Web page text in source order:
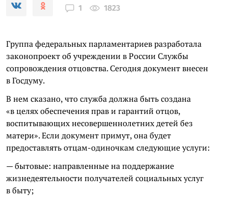
1 1823
Группа федеральных парламентариев разработала
законопроект об учреждении в России Службы
сопровождения отцовства. Сегодня документ внесен
в Госдуму.
В нем сказано, что служба должна быть создана
«в целях обеспечения прав и гарантий отцов,
воспитывающих несовершеннолетних детей без
матери». Если документ примут, она будет
предоставлять отцам-одиночкам следующие услуги:
— бытовые: направленные на поддержание
жизнедеятельности получателей социальных услуг
в быту;